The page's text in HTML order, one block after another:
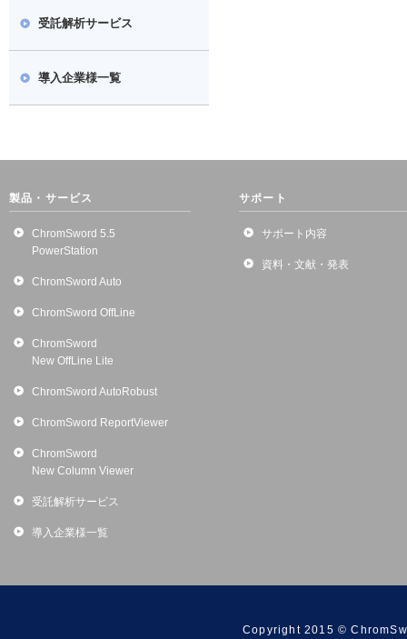
受託解析サービス
導入企業様一覧
製品・サービス
ChromSword 5.5
PowerStation
ChromSword Auto
ChromSword OffLine
ChromSword
New OffLine Lite
ChromSword AutoRobust
ChromSword ReportViewer
ChromSword
New Column Viewer
受託解析サービス
導入企業様一覧
サポート
サポート内容
資料・文献・発表
Copyright 2015 ©